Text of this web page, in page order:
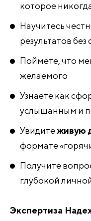
которое
Научитесь
результатов
Поймете, что
желаемого
Узнаете как
услышанным и
Увидитеживую
формате
Получите
глубокой
Экспертиза